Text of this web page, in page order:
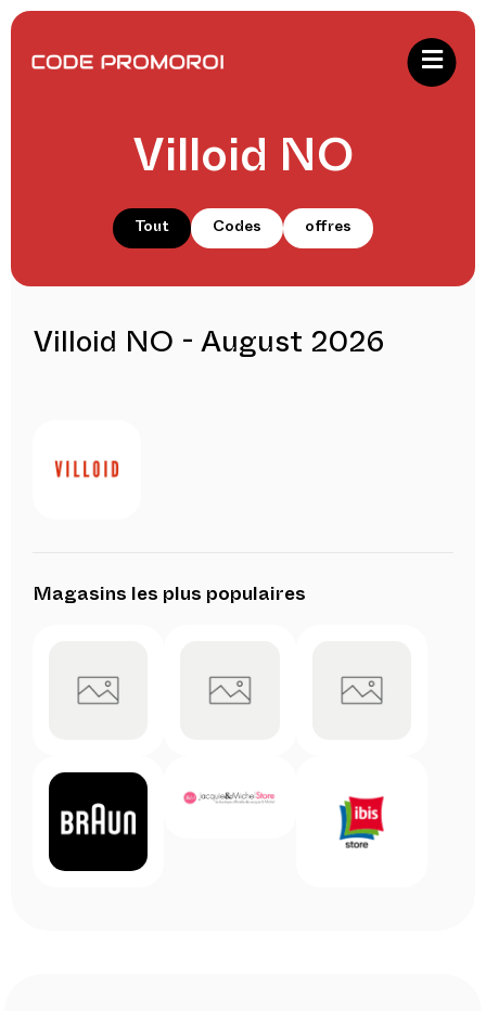
Villoid NO
Tout Codes offres
Villoid NO - August 2026
Magasins les plus populaires